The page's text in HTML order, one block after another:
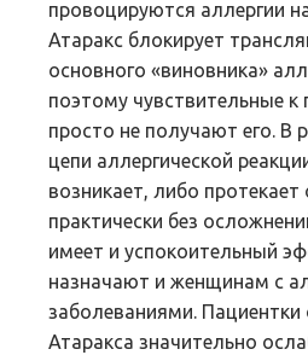
провоцируются аллергии
Атаракс блокирует
основного «виновника»
поэтому чувствительные к
просто не получают его. В
цепи аллергической
возникает, либо протекает
практически без
имеет и успокоительный
назначают и женщинам с
заболеваниями.
Атаракса значительно